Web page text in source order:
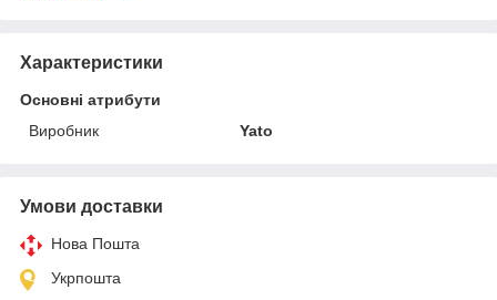
Характеристики
Основні атрибути
Виробник
Yato
Умови доставки
Нова Пошта
Укрпошта